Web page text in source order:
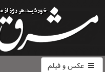
عکس و فیلم